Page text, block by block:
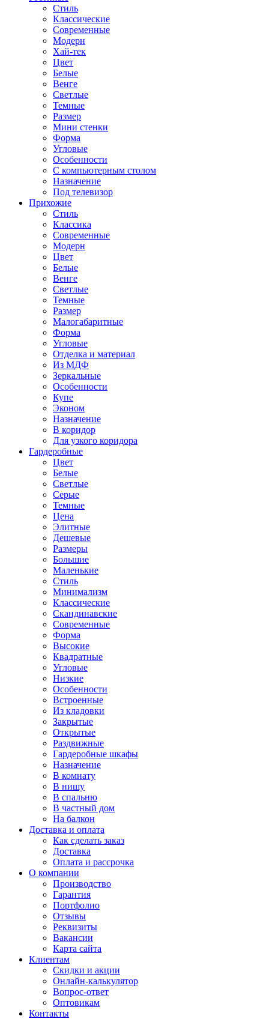
Стиль
Классические
Современные
Модерн
Хай-тек
Цвет
Белые
Венге
Светлые
Темные
Размер
Мини стенки
Форма
Угловые
Особенности
С компьютерным столом
Назначение
Под телевизор
Прихожие
Стиль
Классика
Современные
Модерн
Цвет
Белые
Венге
Светлые
Темные
Размер
Малогабаритные
Форма
Угловые
Отделка и материал
Из МДФ
Зеркальные
Особенности
Купе
Эконом
Назначение
В коридор
Для узкого коридора
Гардеробные
Цвет
Белые
Светлые
Серые
Темные
Цена
Элитные
Дешевые
Размеры
Большие
Маленькие
Стиль
Минимализм
Классические
Скандинавские
Современные
Форма
Высокие
Квадратные
Угловые
Низкие
Особенности
Встроенные
Из кладовки
Закрытые
Открытые
Раздвижные
Гардеробные шкафы
Назначение
В комнату
В нишу
В спальню
В частный дом
На балкон
Доставка и оплата
Как сделать заказ
Доставка
Оплата и рассрочка
О компании
Производство
Гарантия
Портфолио
Отзывы
Реквизиты
Вакансии
Карта сайта
Клиентам
Скидки и акции
Онлайн-калькулятор
Вопрос-ответ
Оптовикам
Контакты